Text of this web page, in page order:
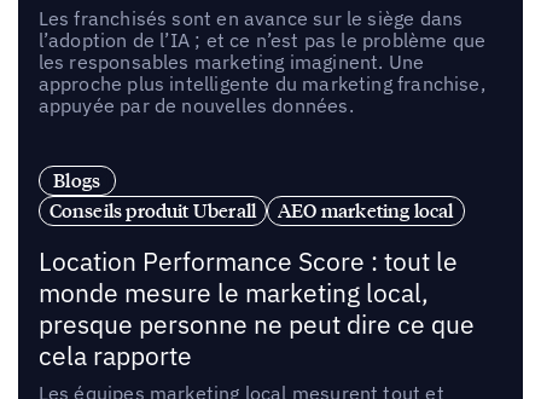
Les franchisés sont en avance sur le siège dans
l’adoption de l’IA ; et ce n’est pas le problème que
les responsables marketing imaginent. Une
approche plus intelligente du marketing franchise,
appuyée par de nouvelles données.
Blogs
Conseils produit Uberall
AEO marketing local
Location Performance Score : tout le
monde mesure le marketing local,
presque personne ne peut dire ce que
cela rapporte
Les équipes marketing local mesurent tout et